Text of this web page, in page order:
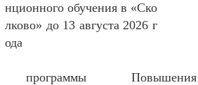
нционного обучения в «Ско
лково» до 13 августа 2026 г
ода
программы Повышения